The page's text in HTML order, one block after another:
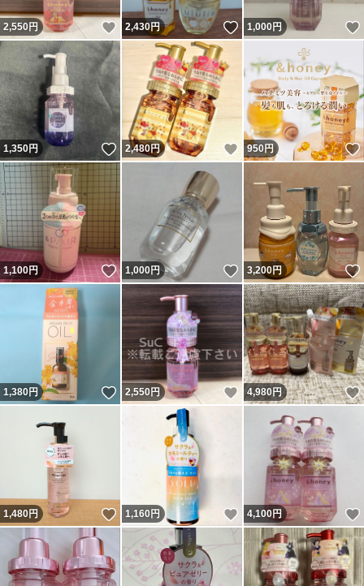
2,550円 いいね！
2,430円 いいね！
1,000円
1,350円 いいね！
2,480円 いいね！
950円
1,100円 いいね！
1,000円 いいね！
3,200円
1,380円 いいね！
2,550円 いいね！
4,980円
1,480円 いいね！
1,160 円 いいね！
4,100円